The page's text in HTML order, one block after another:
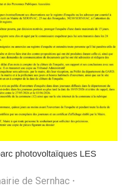
photovoltaïques LES
de Sernhac